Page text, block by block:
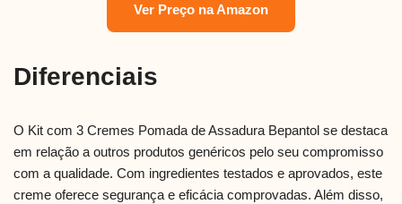
Ver Preço na Amazon
Diferenciais
O Kit com 3 Cremes Pomada de Assadura Bepantol se destaca
em relação a outros produtos genéricos pelo seu compromisso
com a qualidade. Com ingredientes testados e aprovados, este
creme oferece segurança e eficácia comprovadas. Além disso,